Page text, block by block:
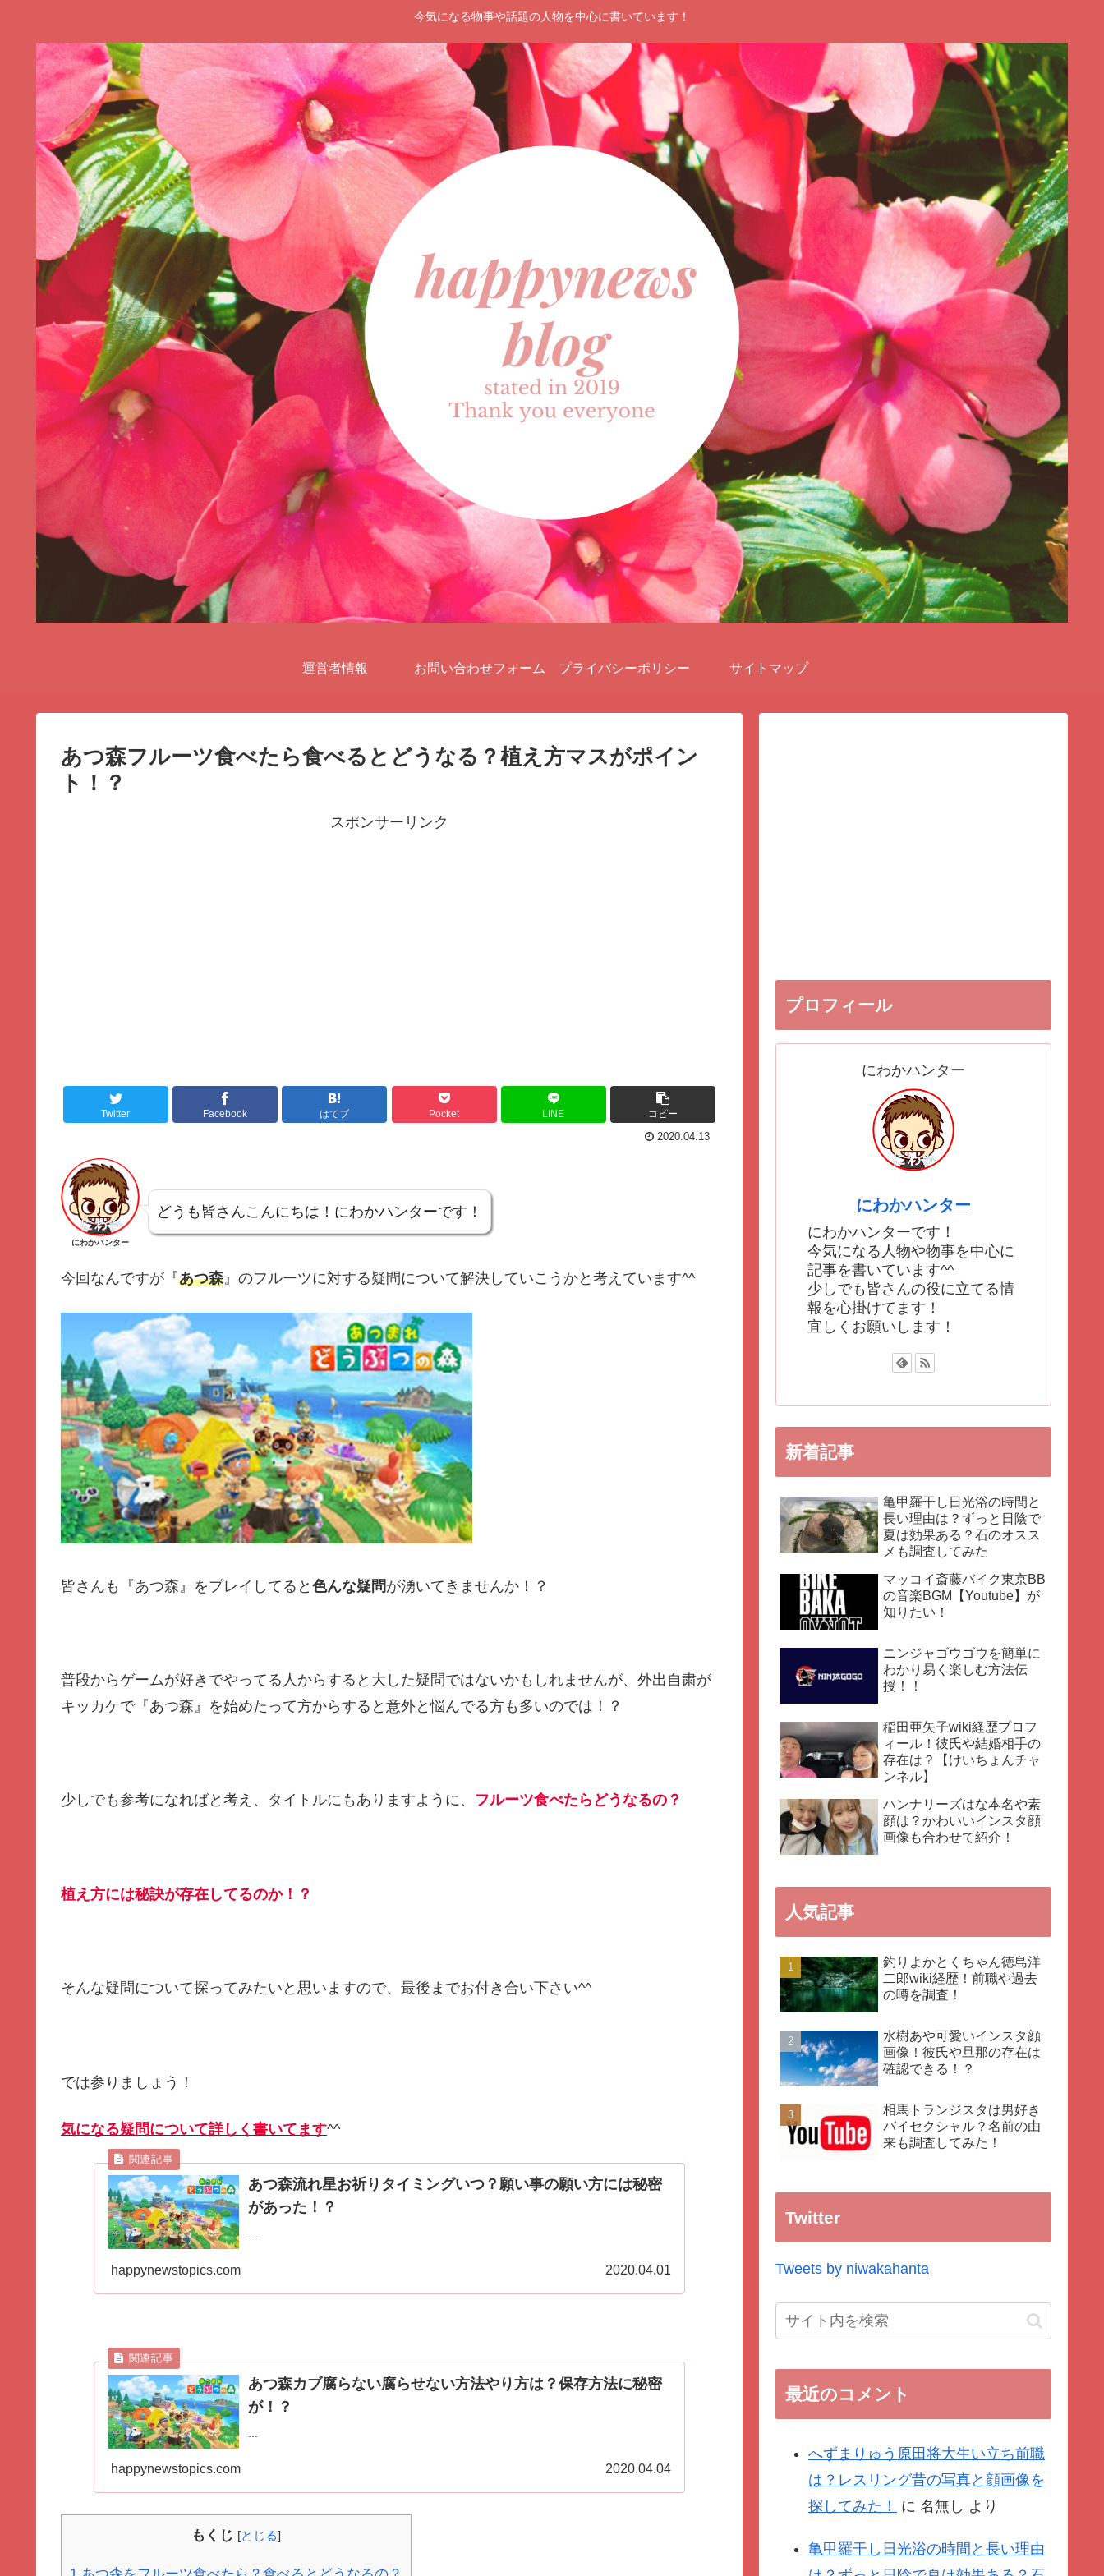
今気になる物事や話題の人物を中心に書いています！
運営者情報 お問い合わせフォーム プライバシーポリシー サイトマップ
あつ森フルーツ食べたら食べるとどうなる？植え方マスがポイン
ト！？
スポンサーリンク
Twitter Facebook はてブ Pocket LINE コピー
2020.04.13
にわかハンター
どうも皆さんこんにちは！にわかハンターです！
今回なんですが『あつ森』のフルーツに対する疑問について解決していこうかと考えています^^
皆さんも『あつ森』をプレイしてると 色んな疑問が湧いてきませんか！？
普段からゲームが好きでやってる人からすると大した疑問ではないかもしれませんが、外出自粛が
キッカケで『あつ森』を始めたって方からすると意外と悩んでる方も多いのでは！？
少しでも参考になればと考え、タイトルにもありますように、 フルーツ食べたらどうなるの？
植え方には秘訣が存在してるのか！？
そんな疑問について探ってみたいと思いますので、最後までお付き合い下さい^^
では参りましょう！
気になる疑問について詳しく書いてます^^
あつ森流れ星お祈りタイミングいつ？願い事の願い方には秘密
があった！？
happynewstopics.com 2020.04.01
あつ森カブ腐らない腐らせない方法やり方は？保存方法に秘密
が！？
happynewstopics.com 2020.04.04
もくじ [とじる]
プロフィール
にわかハンター
にわかハンター
にわかハンターです！
今気になる人物や物事を中心に
記事を書いています^^
少しでも皆さんの役に立てる情
報を心掛けてます！
宜しくお願いします！
新着記事
亀甲羅干し日光浴の時間と
長い理由は？ずっと日陰で
夏は効果ある？石のオスス
メも調査してみた
マッコイ斎藤バイク東京BB
の音楽BGM【Youtube】が
知りたい！
ニンジャゴウゴウを簡単に
わかり易く楽しむ方法伝
授！！
稲田亜矢子wiki経歴プロフ
ィール！彼氏や結婚相手の
存在は？【けいちょんチャ
ンネル】
ハンナリーズはな本名や素
顔は？かわいいインスタ顔
画像も合わせて紹介！
人気記事
釣りよかとくちゃん徳島洋
二郎wiki経歴！前職や過去
の噂を調査！
水樹あや可愛いインスタ顔
画像！彼氏や旦那の存在は
確認できる！？
相馬トランジスタは男好き
バイセクシャル？名前の由
来も調査してみた！
Twitter
Tweets by niwakahanta
最近のコメント
へずまりゅう原田将大生い立ち前職
は？レスリング昔の写真と顔画像を
探してみた！
に 名無し より
亀甲羅干し日光浴の時間と長い理由